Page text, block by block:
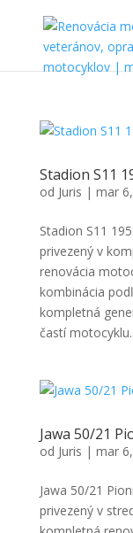
Stadion S11
od Juris | mar
Stadion S11
privezený v
renovácia
kombinácia
kompletná
častí
Jawa 50/21
od Juris | mar
Jawa 50/21
privezený v